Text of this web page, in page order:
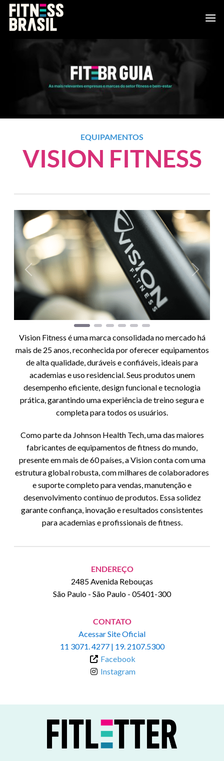
Skip
content
EQUIPAMENTOS
VISION FITNESS
Anterior Próximo
Vision Fitness é uma marca consolidada no mercado há
mais de 25 anos, reconhecida por oferecer equipamentos
de alta qualidade, duráveis e confiáveis, ideais para
academias e uso residencial. Seus produtos unem
desempenho eficiente, design funcional e tecnologia
prática, garantindo uma experiência de treino segura e
completa para todos os usuários.
Como parte da Johnson Health Tech, uma das maiores
fabricantes de equipamentos de fitness do mundo,
presente em mais de 60 países, a Vision conta com uma
estrutura global robusta, com milhares de colaboradores
e suporte completo para vendas, manutenção e
desenvolvimento contínuo de produtos. Essa solidez
garante confiança, inovação e resultados consistentes
para academias e profissionais de fitness.
ENDEREÇO
2485 Avenida Rebouças
São Paulo - São Paulo - 05401-300
CONTATO
Acessar Site Oficial
11 3071. 4277 | 19. 2107.5300
Facebook
Instagram